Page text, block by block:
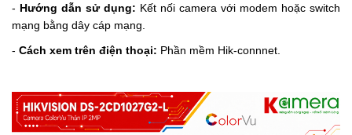
- Hướng dẫn sử dụng: Kết nối camera với modem hoặc switch
mạng bằng dây cáp mạng.
- Cách xem trên điện thoại: Phần mềm Hik-connnet.